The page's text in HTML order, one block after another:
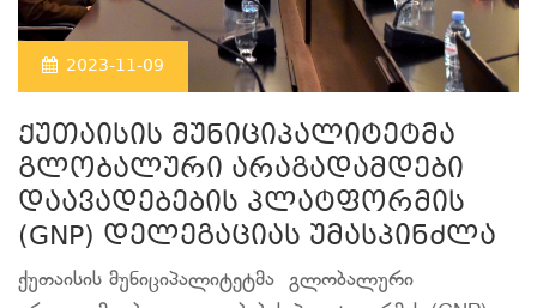
2023-11-09
ქუთაისის მუნიციპალიტეტმა
გლობალური არაგადამდები
დაავადებების პლატფორმის
(GNP) დელეგაციას უმასპინძლა
ქუთაისის მუნიციპალიტეტმა გლობალური